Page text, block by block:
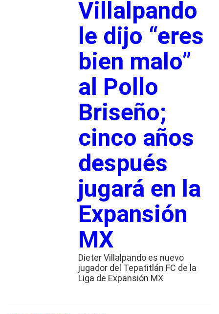
Villalpando
le dijo “eres
bien malo”
al Pollo
Briseño;
cinco años
después
jugará en la
Expansión
MX
Dieter Villalpando es nuevo
jugador del Tepatitlán FC de la
Liga de Expansión MX